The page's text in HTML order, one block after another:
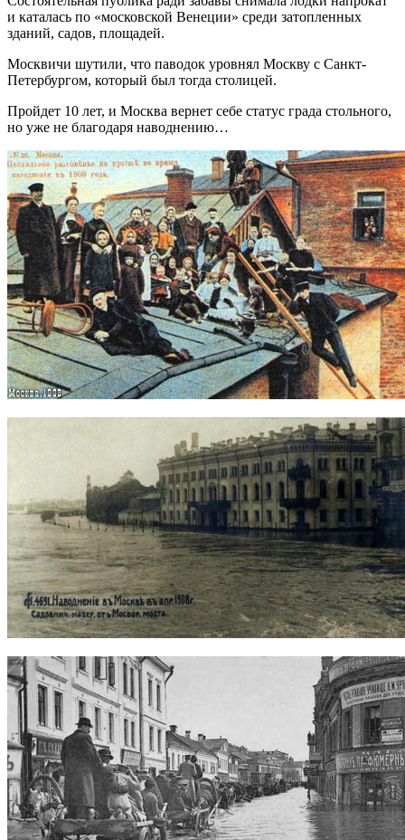
и каталась по «московской Венеции» среди затопленных
зданий, садов, площадей.
Москвичи шутили, что паводок уровнял Москву с Санкт-
Петербургом, который был тогда столицей.
Пройдет 10 лет, и Москва вернет себе статус града стольного,
но уже не благодаря наводнению…